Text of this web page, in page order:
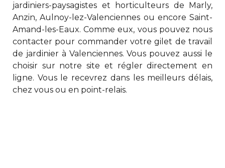
jardiniers-paysagistes et horticulteurs de Marly,
Anzin, Aulnoy-lez-Valenciennes ou encore Saint-
Amand-les-Eaux. Comme eux, vous pouvez nous
contacter pour commander votregilet de travail
de jardinier à Valenciennes. Vous pouvez aussi le
choisir sur notre site et régler directement en
ligne. Vous le recevrez dans les meilleurs délais,
chez vous ou en point-relais.